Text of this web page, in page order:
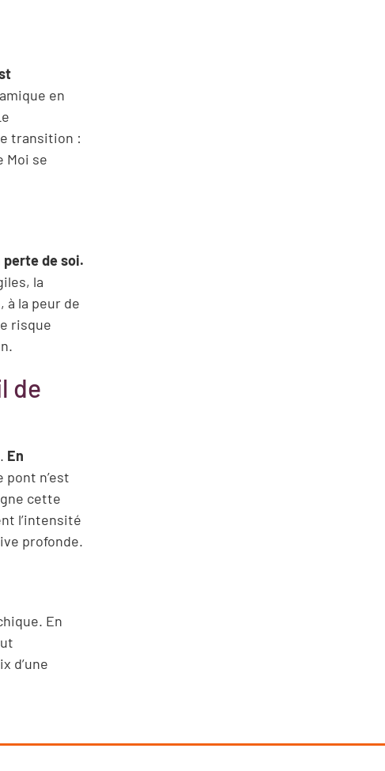
en
transition :
Moi se
perte de soi.
la
la peur de
risque
de
En
pont n’est
cette
l’intensité
profonde.
En
d’une